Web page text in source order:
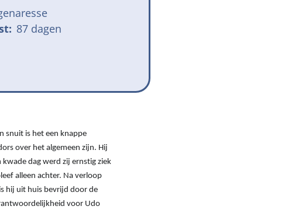
87 dagen
snuit is het een knappe
over het algemeen zijn. Hij
dag werd zij ernstig ziek
alleen achter. Na verloop
hij uit huis bevrijd door de
voor Udo